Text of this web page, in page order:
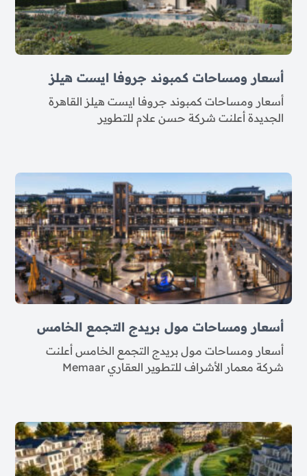
أسعار ومساحات كمبوند جروفا ايست هيلز
أسعار ومساحات كمبوند جروفا ايست هيلز القاهرة
الجديدة أعلنت شركة حسن علام للتطوير
أسعار ومساحات مول بريدج التجمع الخامس
أسعار ومساحات مول بريدج التجمع الخامس أعلنت
شركة معمار الأشراف للتطوير العقاري Memaar